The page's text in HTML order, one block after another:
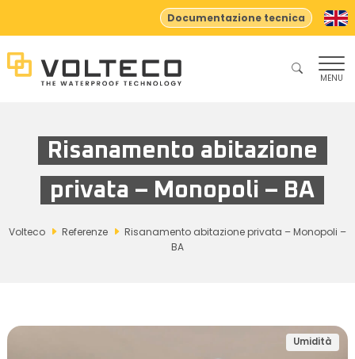
Documentazione tecnica
MENU
Risanamento abitazione
privata – Monopoli – BA
Volteco Referenze
Risanamento abitazione privata – Monopoli –
BA
Umidità